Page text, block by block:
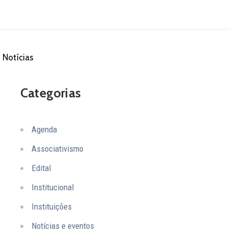
Notícias
Categorias
Agenda
Associativismo
Edital
Institucional
Instituições
Notícias e eventos